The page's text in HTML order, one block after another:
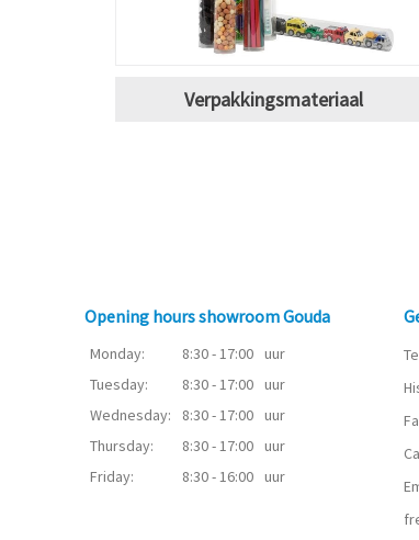
Verpakkingsmateriaal
Opening hours showroom Gouda
Monday: 8:30 - 17:00 uur
Tuesday:
8:30 - 17:00 uur
Wednesday:
8:30 - 17:00 uur
Thursday:
8:30 - 17:00 uur
Friday:
8:30 - 16:00 uur